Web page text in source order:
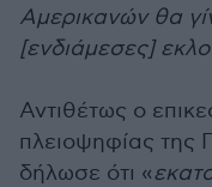
Αμερικανών θα
[ενδιάμεσες]
Αντιθέτως ο
πλειοψηφίας της
δήλωσε ότι «